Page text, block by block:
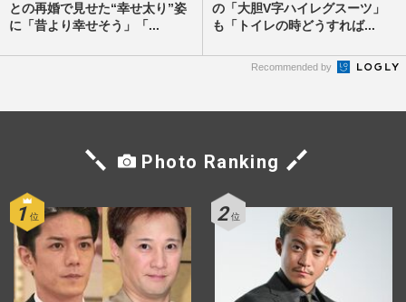
との再婚で見せた“幸せ太り”姿
に「昔より幸せそう」「...
の「大胆V字ハイレグスーツ」
も「トイレの時どうすれば...
Recommended by
Photo Ranking